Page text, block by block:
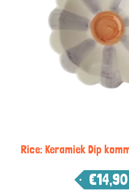
Rice: Keramiek Dip
€14,90